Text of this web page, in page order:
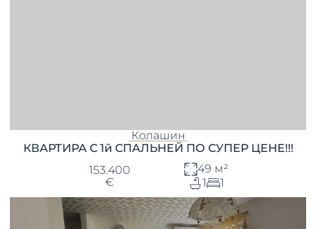
Колашин
КВАРТИРА С 1й СПАЛЬНЕЙ ПО СУПЕР ЦЕНЕ!!!
153.400
€
49 м²
1
1